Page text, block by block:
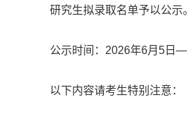
研究生拟录取名单予以公示
公示时间：2026年6月5日
以下内容请考生特别注意：